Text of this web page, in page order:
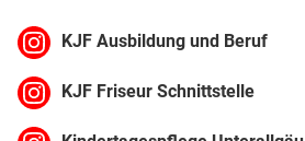
KJF Ausbildung und Beruf
KJF Friseur Schnittstelle